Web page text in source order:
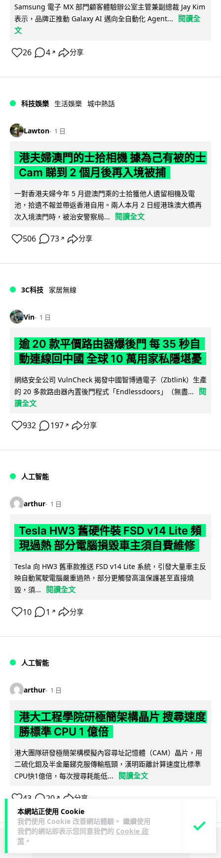
本網站正使用 Cookie
我們使用 Cookie 改善網站體驗。 繼續使用
我們的網站即表示您同意我們的 Cookie 政
策 。
Samsung 電子 MX 部門顧客體驗辦公室主管兼副總裁 Jay Kim
表示，品牌正推動 Galaxy AI 邁向全自動化 Agent...
閱讀全
文
26 4 ↗ 分享
科技娛樂 生活娛樂 城中熱話
Lawton 1 日
港夫婦澳門的士拾相機 據為己有被的士
Cam 睇到 2 個月後再入境被捕
一對香港夫婦今年 5 月遊澳門乘的士拾獲他人遺留相機及電
池，拾遺不報並帶返香港自用。兩人本月 2 日經港珠澳大橋再
次入境澳門時，被治安警察局...
閱讀全文
506 73 ↗ 分享
3C科技 家居無線
Vin 1 日
逾 20 款平價路由器爆後門 每 35 秒自
動連線回中國 全球 10 萬用家私隱堪憂
網絡安全公司 VulnCheck 揭發中國智博通電子（Zbtlink）生產
的 20 多款路由器內置後門程式「Endlessdoors」（無盡...
閱
讀全文
932 197 ↗ 分享
人工智能
arthur 1 日
Tesla HW3 舊硬件裝 FSD v14 Lite 頻
現過熱 部分電腦損毀車主須自費維修
Tesla 向 HW3 舊車款推送 FSD v14 Lite 系統，引發大量車主反
映自動駕駛電腦嚴重過熱，部分更觸發高溫保護甚至直接燒
毀，須...
閱讀全文
10 1 ↗ 分享
人工智能
arthur 1 日
港大工程學院研極簡架構晶片 搜尋速度
勝標準 CPU 1 億倍
港大團隊研發極簡架構模擬內容尋址記憶體（CAM）晶片，用
二硫化鉬及半金屬銻克服傳輸瓶頸，漢明距離計算速度比標準
CPU快1億倍，每次搜尋耗能低...
閱讀全文
43 20 ↗ 分享